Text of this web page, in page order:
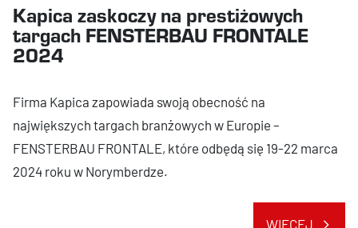
Kapica zaskoczy na prestiżowych
targach FENSTERBAU FRONTALE
2024
Firma Kapica zapowiada swoją obecność na
największych targach branżowych w Europie –
FENSTERBAU FRONTALE, które odbędą się 19-22 marca
2024 roku w Norymberdze.
WIĘCEJ